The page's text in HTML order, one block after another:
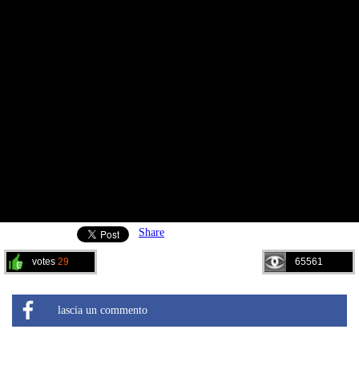
Share
65561
votes 29
lascia un commento